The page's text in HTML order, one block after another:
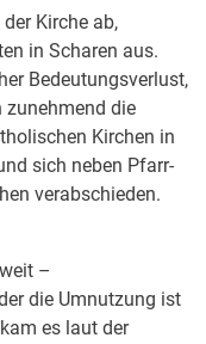
Kirche ab,
in Scharen aus.
Bedeutungsverlust,
die
Kirchen in
sich neben Pfarr-
verabschieden.
–
die Umnutzung ist
es laut der